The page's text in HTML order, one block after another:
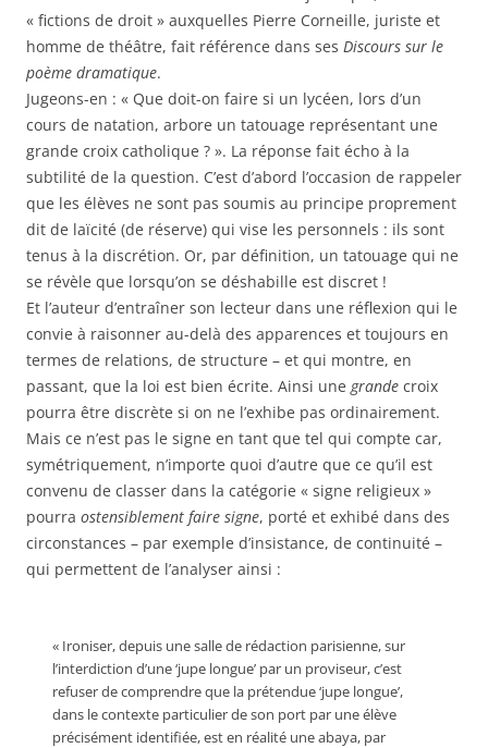
« fictions de droit » auxquelles Pierre Corneille, juriste et
homme de théâtre, fait référence dans ses Discours sur le
poème dramatique.
Jugeons-en : « Que doit-on faire si un lycéen, lors d’un
cours de natation, arbore un tatouage représentant une
grande croix catholique ? ». La réponse fait écho à la
subtilité de la question. C’est d’abord l’occasion de rappeler
que les élèves ne sont pas soumis au principe proprement
dit de laïcité (de réserve) qui vise les personnels : ils sont
tenus à la discrétion. Or, par définition, un tatouage qui ne
se révèle que lorsqu’on se déshabille est discret !
Et l’auteur d’entraîner son lecteur dans une réflexion qui le
convie à raisonner au-delà des apparences et toujours en
termes de relations, de structure – et qui montre, en
passant, que la loi est bien écrite. Ainsi une grande croix
pourra être discrète si on ne l’exhibe pas ordinairement.
Mais ce n’est pas le signe en tant que tel qui compte car,
symétriquement, n’importe quoi d’autre que ce qu’il est
convenu de classer dans la catégorie « signe religieux »
pourra ostensiblement faire signe, porté et exhibé dans des
circonstances – par exemple d’insistance, de continuité –
qui permettent de l’analyser ainsi :
« Ironiser, depuis une salle de rédaction parisienne, sur
l’interdiction d’une ‘jupe longue’ par un proviseur, c’est
refuser de comprendre que la prétendue ‘jupe longue’,
dans le contexte particulier de son port par une élève
précisément identifiée, est en réalité une abaya, par